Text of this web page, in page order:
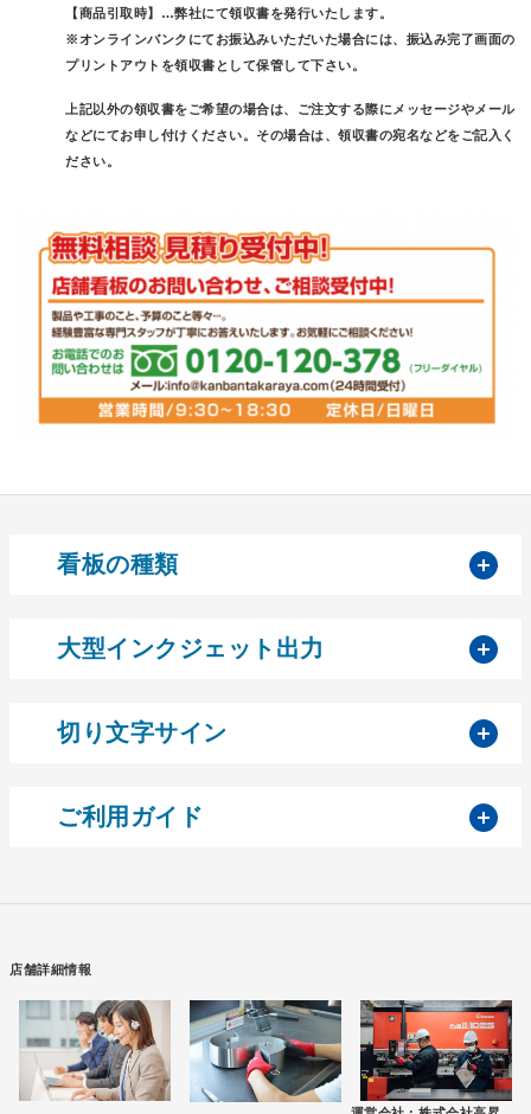
【商品引取時】…弊社にて領収書を発行いたします。
※オンラインバンクにてお振込みいただいた場合には、振込み完了画面の
プリントアウトを領収書として保管して下さい。
上記以外の領収書をご希望の場合は、ご注文する際にメッセージやメール
などにてお申し付けください。その場合は、領収書の宛名などをご記入く
ださい。
看板の種類
大型インクジェット出力
切り文字サイン
ご利用ガイド
店舗詳細情報